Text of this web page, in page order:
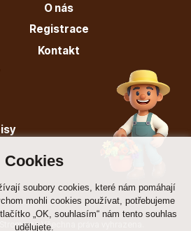
Cookies
soubory cookies, které nám pomáhají
mohli cookies používat, potřebujeme
„OK, souhlasím“ nám tento souhlas
udělujete.
O nás
Registrace
Kontakt
Všechna práva vyhrazena.